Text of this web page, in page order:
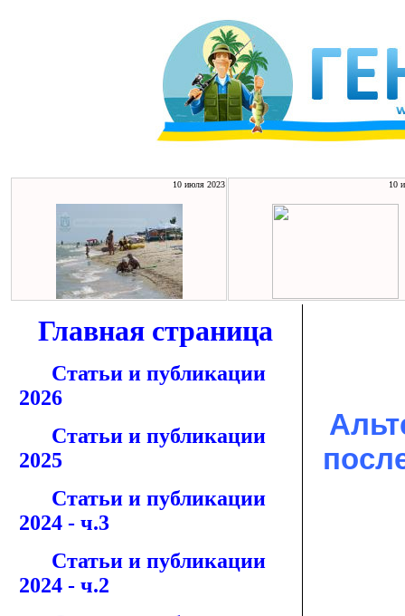
10 июля 2023 10
Главная страница
Статьи и публикации
2026
Статьи и публикации
2025
Статьи и публикации
2024 - ч.3
Статьи и публикации
2024 - ч.2